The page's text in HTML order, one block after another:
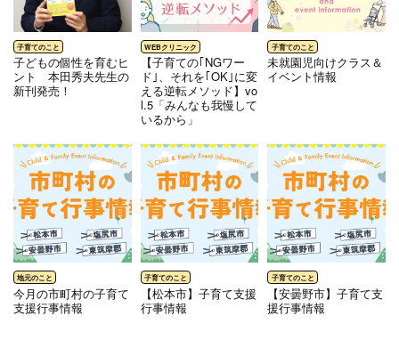
⼦どもの個性を育むヒ
ント 本⽥秀夫先⽣の
新刊発売！
【子育ての｢NGワー
ド｣、それを｢OK｣に変
える逆転メソッド】vo
l.5「みんなも我慢して
いるから」
未就園児向けクラス＆
イベント情報
今月の市町村の子育て
支援行事情報
【松本市】子育て支援
行事情報
【安曇野市】子育て支
援行事情報